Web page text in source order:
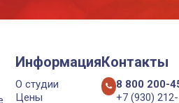
Информация
О студии
Цены
Контакты
8 800 200-
+7 (930)